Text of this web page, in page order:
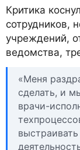
Критика
сотрудников,
учреждений,
ведомства,
«Меня
сделать, и
врачи-